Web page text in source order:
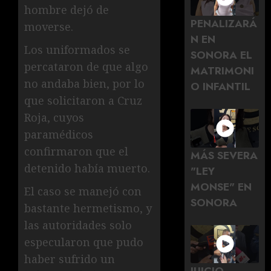
hombre dejó de
moverse.
Los uniformados se
percataron de que algo
no andaba bien, por lo
que solicitaron a Cruz
Roja, cuyos
paramédicos
confirmaron que el
detenido había muerto.
El caso se manejó con
bastante hermetismo, y
las autoridades solo
especularon que pudo
haber sufrido un
PENALIZARÁ
N EN
SONORA EL
MATRIMONI
O INFANTIL
MÁS SEVERA
"LEY
MONSE" EN
SONORA